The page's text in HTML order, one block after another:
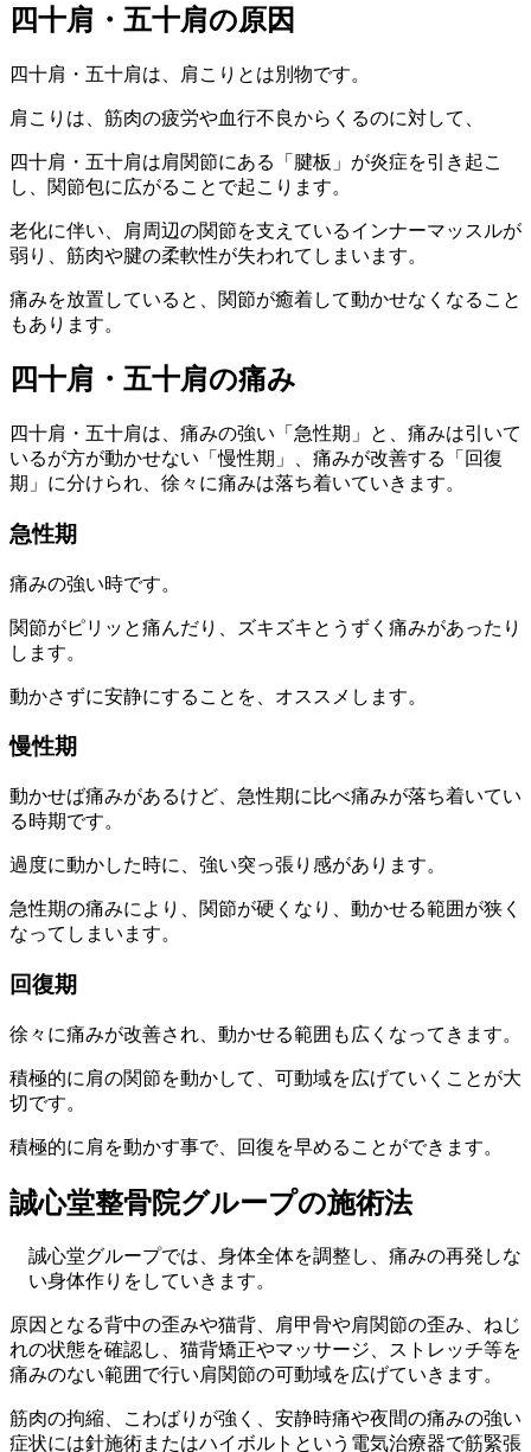
四十肩・五十肩の原因
四十肩・五十肩は、肩こりとは別物です。
肩こりは、筋肉の疲労や血行不良からくるのに対して、
四十肩・五十肩は肩関節にある「腱板」が炎症を引き起こ
し、関節包に広がることで起こります。
老化に伴い、肩周辺の関節を支えているインナーマッスルが
弱り、筋肉や腱の柔軟性が失われてしまいます。
痛みを放置していると、関節が癒着して動かせなくなること
もあります。
四十肩・五十肩の痛み
四十肩・五十肩は、痛みの強い「急性期」と、痛みは引いて
いるが方が動かせない「慢性期」、痛みが改善する「回復
期」に分けられ、徐々に痛みは落ち着いていきます。
急性期
痛みの強い時です。
関節がピリッと痛んだり、ズキズキとうずく痛みがあったり
します。
動かさずに安静にすることを、オススメします。
慢性期
動かせば痛みがあるけど、急性期に比べ痛みが落ち着いてい
る時期です。
過度に動かした時に、強い突っ張り感があります。
急性期の痛みにより、関節が硬くなり、動かせる範囲が狭く
なってしまいます。
回復期
徐々に痛みが改善され、動かせる範囲も広くなってきます。
積極的に肩の関節を動かして、可動域を広げていくことが大
切です。
積極的に肩を動かす事で、回復を早めることができます。
誠心堂整骨院グループの施術法
誠心堂グループでは、身体全体を調整し、痛みの再発しな
い身体作りをしていきます。
原因となる背中の歪みや猫背、肩甲骨や肩関節の歪み、ねじ
れの状態を確認し、猫背矯正やマッサージ、ストレッチ等を
痛みのない範囲で行い肩関節の可動域を広げていきます。
筋肉の拘縮、こわばりが強く、安静時痛や夜間の痛みの強い
症状には針施術またはハイボルトという電気治療器で筋緊張